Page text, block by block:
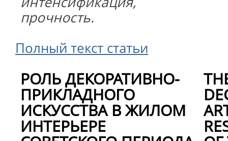
прочность.
Полный текст статьи
РОЛЬ ДЕКОРАТИВНО-
ПРИКЛАДНОГО
ИСКУССТВА В ЖИЛОМ
ИНТЕРЬЕРЕ